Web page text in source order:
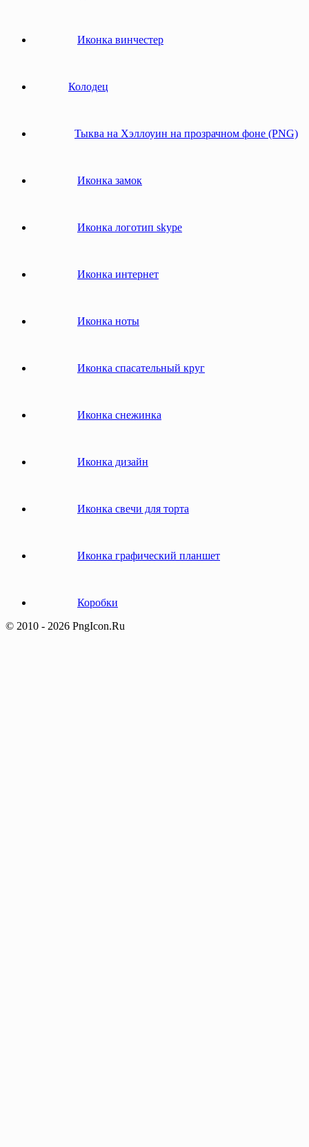
Иконка винчестер
Колодец
Тыква на Хэллоуин на прозрачном фоне (PNG)
Иконка замок
Иконка логотип skype
Иконка интернет
Иконка ноты
Иконка спасательный круг
Иконка снежинка
Иконка дизайн
Иконка свечи для торта
Иконка графический планшет
Коробки
© 2010 - 2026 PngIcon.Ru